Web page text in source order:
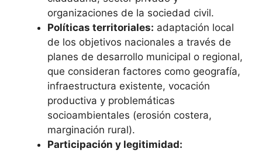
organizaciones de la sociedad civil.
Políticas territoriales: adaptación local
de los objetivos nacionales a través de
planes de desarrollo municipal o regional,
que consideran factores como geografía,
infraestructura existente, vocación
productiva y problemáticas
socioambientales (erosión costera,
marginación rural).
Participación y legitimidad: